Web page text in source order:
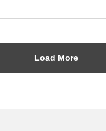
Load More